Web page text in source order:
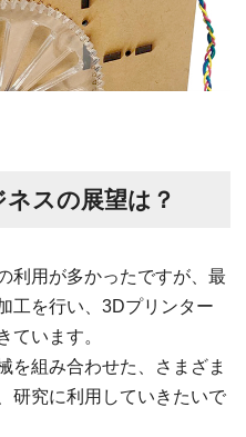
スの展望は？
利用が多かったですが、最
工を行い、3Dプリンター
ています。
を組み合わせた、さまざま
研究に利用していきたいで